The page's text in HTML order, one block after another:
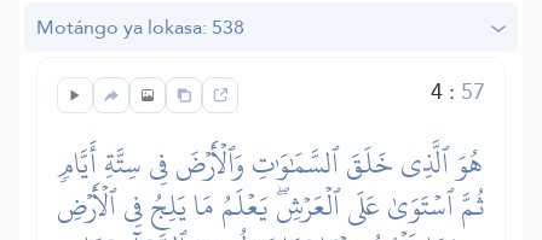
Motángo ya lokasa: 538
4: 57
هُوَ ٱلَّذِي خَلَقَ ٱلسَّمَٰوَٰتِ وَٱلۡأَرۡضَ فِي سِتَّةِ أَيَّامٖ
ثُمَّ ٱسۡتَوَىٰ عَلَى ٱلۡعَرۡشِۖ يَعۡلَمُ مَا يَلِجُ فِي ٱلۡأَرۡضِ